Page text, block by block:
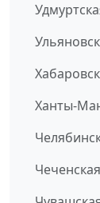
Ханты-